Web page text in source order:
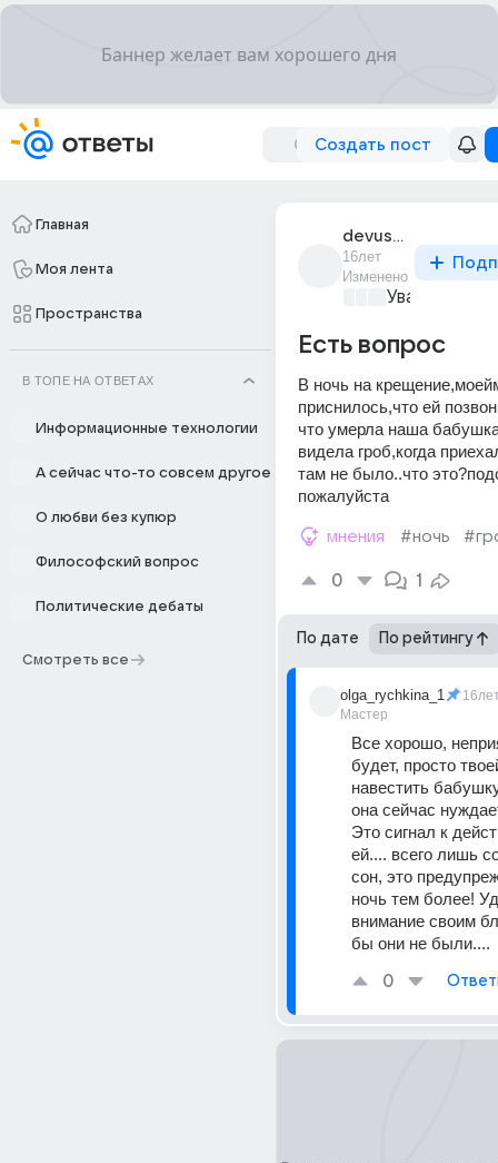
Создать пост
Главная
Моя лента
Пространства
В ТОПЕ НА ОТВЕТАХ
Информационные технологии
А сейчас что-то совсем другое
О любви без купюр
Философский вопрос
Политические дебаты
Смотреть все
devushka_173
16лет
Изменено
Уважаемый
Есть вопрос
В ночь на
приснилось,что ей
что умерла наша
видела гроб,когда
там не было..что
пожалуйста
мнения #ночь
0 1
По дате По рейтингу
olga_rychkina_1
Мастер
Все хорошо,
будет, просто
навестить
она сейчас
Это сигнал к
ей.... всего лишь
сон, это
ночь тем более!
внимание своим
бы они не были....
0